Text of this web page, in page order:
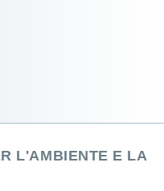
L'AMBIENTE E LA